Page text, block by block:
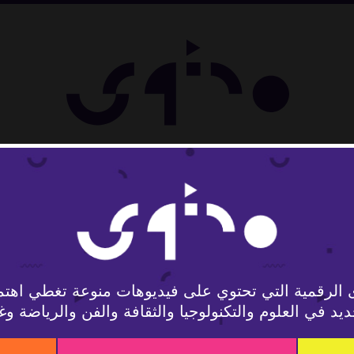
التي تحتوي على فيديوهات منوعة تغطي
في العلوم والتكنولوجيا والثقافة والفن والرياضة